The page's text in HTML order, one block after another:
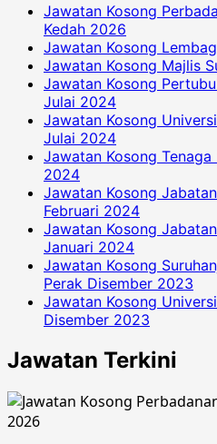
Jawatan Kosong
Kedah 2026
Jawatan Kosong
Jawatan Kosong Majlis
Jawatan Kosong
Julai 2024
Jawatan Kosong
Julai 2024
Jawatan Kosong
2024
Jawatan Kosong
Februari 2024
Jawatan Kosong
Januari 2024
Jawatan Kosong
Perak Disember 2023
Jawatan Kosong
Disember 2023
Jawatan Terkini